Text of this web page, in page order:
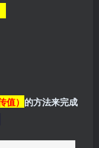
） 的方法来完成